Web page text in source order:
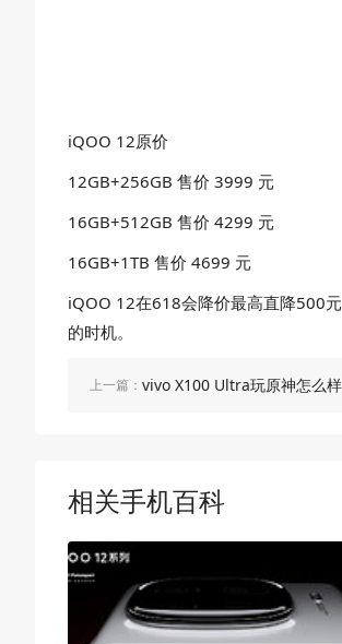
iQOO 12原价
12GB+256GB 售价 3999 元
16GB+512GB 售价 4299 元
16GB+1TB 售价 4699 元
iQOO 12在618会降价最高直降500
的时机。
上一篇： vivo X100 Ultra玩原神怎么
相关手机百科